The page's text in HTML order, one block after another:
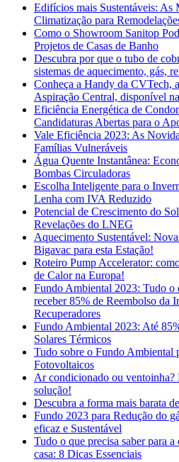
Edifícios mais Sustentáveis: As
Climatização para
Como o Showroom Sanitop
Projetos de Casas de Banho
Descubra por que o tubo de
sistemas de aquecimento, gás,
Conheça a Handy da CVTech,
Aspiração Central, disponível
Eficiência Energética de
Candidaturas Abertas para o
Vale Eficiência 2023: As
Famílias Vulneráveis
Água Quente Instantânea:
Bombas Circuladoras
Escolha Inteligente para o
Lenha com IVA Reduzido
Potencial de Crescimento do
Revelações do LNEG
Aquecimento Sustentável:
Bigavac para esta Estação!
Roteiro Pump Accelerator:
de Calor na Europa!
Fundo Ambiental 2023: Tudo o
receber 85% de Reembolso da
Recuperadores
Fundo Ambiental 2023: Até
Solares Térmicos
Tudo sobre o Fundo Ambiental
Fotovoltaicos
Ar condicionado ou ventoinha?
solução!
Descubra a forma mais barata
Fundo 2023 para Redução do
eficaz e Sustentável
Tudo o que precisa saber para
casa: 8 Dicas Essenciais